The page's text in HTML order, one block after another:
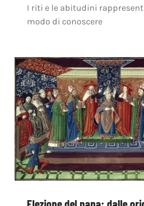
I riti e le abitudini
modo di conoscere